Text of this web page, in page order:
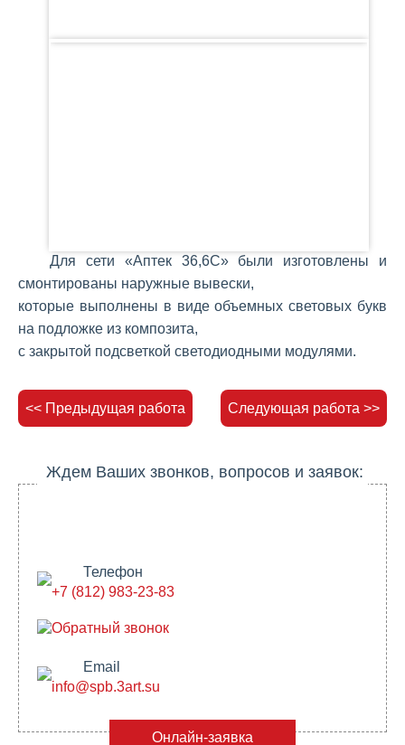
Для сети «Аптек 36,6C» были изготовлены и
смонтированы наружные вывески,
которые выполнены в виде объемных световых букв
на подложке из композита,
с закрытой подсветкой светодиодными модулями.
<< Предыдущая работа Следующая работа >>
Ждем Ваших звонков, вопросов и заявок:
Телефон
+7 (812) 983-23-83
Обратный звонок
Email
info@spb.3art.su
Онлайн-заявка